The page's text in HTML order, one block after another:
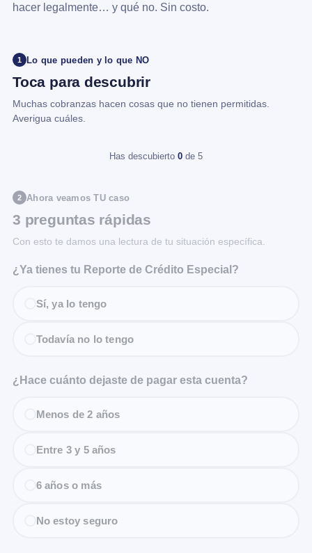
hacer legalmente… y qué no. Sin costo.
1 Lo que pueden y lo que NO
Toca para descubrir
Muchas cobranzas hacen cosas que no tienen permitidas.
Averigua cuáles.
Has descubierto 0 de 5
2 Ahora veamos TU caso
3 preguntas rápidas
Con esto te damos una lectura de tu situación específica.
¿Ya tienes tu Reporte de Crédito Especial?
Sí, ya lo tengo
Todavía no lo tengo
¿Hace cuánto dejaste de pagar esta cuenta?
Menos de 2 años
Entre 3 y 5 años
6 años o más
No estoy seguro